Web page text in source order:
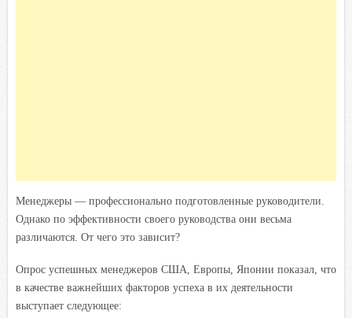
Менеджеры — профессионально подготовленные руководители.
Однако по эффективности своего руководства они весьма
различаются. От чего это зависит?
Опрос успешных менеджеров США, Европы, Японии показал, что
в качестве важнейших факторов успеха в их деятельности
выступает следующее: